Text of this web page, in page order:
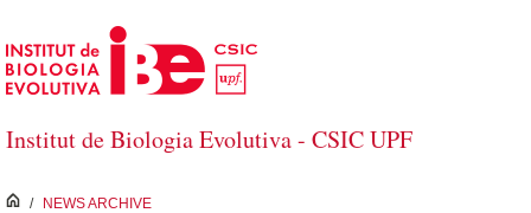
Salta al contingut principal
Institut de Biologia Evolutiva - CSIC UPF
inici
/ NEWS ARCHIVE